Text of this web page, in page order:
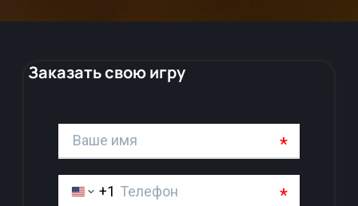
Заказать свою игру